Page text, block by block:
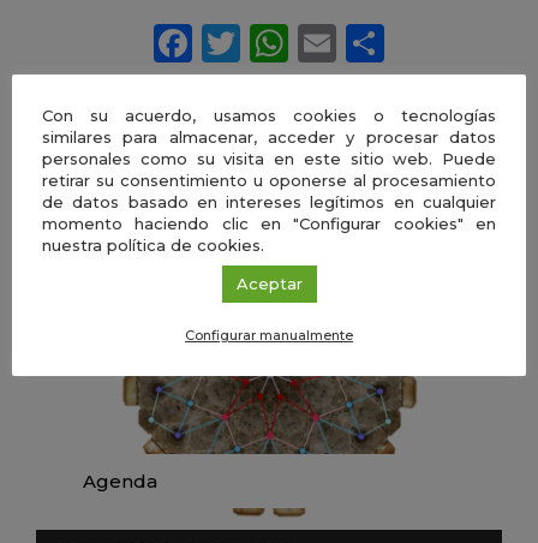
Próximos eventos
Agenda
Con su acuerdo, usamos cookies o tecnologías
similares para almacenar, acceder y procesar datos
personales como su visita en este sitio web. Puede
retirar su consentimiento u oponerse al procesamiento
de datos basado en intereses legítimos en cualquier
momento haciendo clic en "Configurar cookies" en
nuestra política de cookies.
Aceptar
Configurar manualmente